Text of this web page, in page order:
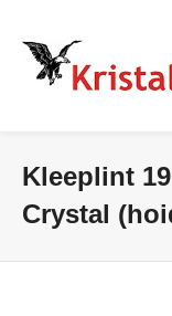
Kleeplint
Crystal